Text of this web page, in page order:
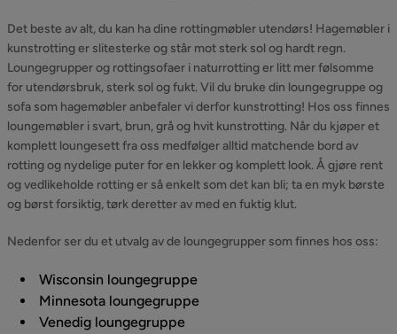
Det beste av alt, du kan ha dine rottingmøbler utendørs! Hagemøbler i
kunstrotting er slitesterke og står mot sterk sol og hardt regn.
Loungegrupper og rottingsofaer i naturrotting er litt mer følsomme
for utendørsbruk, sterk sol og fukt. Vil du bruke din loungegruppe og
sofa som hagemøbler anbefaler vi derfor kunstrotting! Hos oss finnes
loungemøbler i svart, brun, grå og hvit kunstrotting. Når du kjøper et
komplett loungesett fra oss medfølger alltid matchende bord av
rotting og nydelige puter for en lekker og komplett look. Å gjøre rent
og vedlikeholde rotting er så enkelt som det kan bli; ta en myk børste
og børst forsiktig, tørk deretter av med en fuktig klut.
Nedenfor ser du et utvalg av de loungegrupper som finnes hos oss:
Wisconsin loungegruppe
Minnesota loungegruppe
Venedig loungegruppe